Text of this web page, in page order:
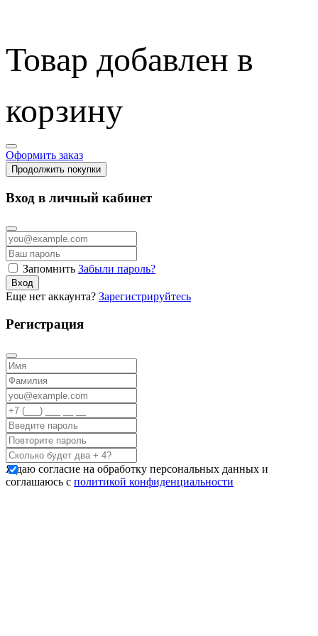
Товар добавлен в
корзину
Оформить заказ
Продолжить покупки
Вход в личный кабинет
Запомнить Забыли пароль?
Вход
Еще нет аккаунта? Зарегистрируйтесь
Регистрация
Я даю согласие на обработку персональных данных и
соглашаюсь с политикой конфиденциальности